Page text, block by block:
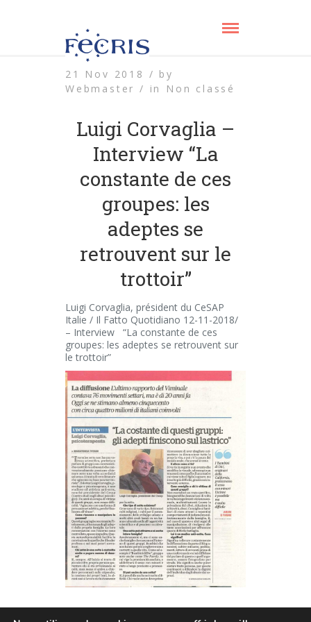
21 Nov 2018 / by
Webmaster / in Non classé
Luigi Corvaglia –
Interview “La
constante de ces
groupes: les
adeptes se
retrouvent sur le
trottoir”
Luigi Corvaglia, président du CeSAP
Italie / Il Fatto Quotidiano 12-11-2018/
– Interview “La constante de ces
groupes: les adeptes se retrouvent sur
le trottoir”